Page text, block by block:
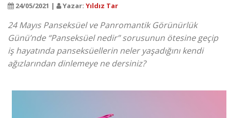
24/05/2021 | Yazar: Yıldız Tar
24 Mayıs Panseksüel ve Panromantik Görünürlük
Günü’nde “Panseksüel nedir” sorusunun ötesine geçip
iş hayatında panseksüellerin neler yaşadığını kendi
ağızlarından dinlemeye ne dersiniz?